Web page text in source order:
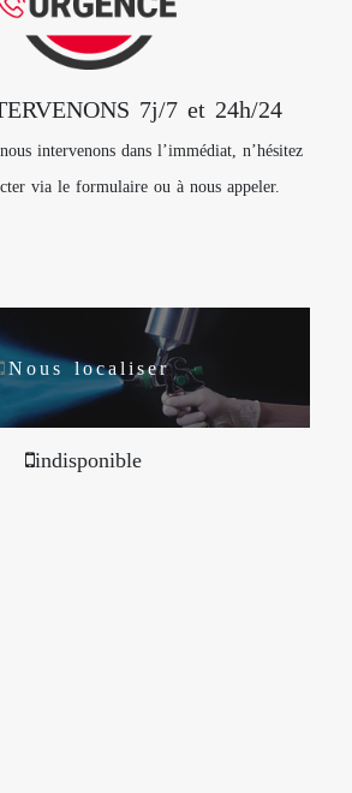
7j/7 et 24h/24
intervenons dans l’immédiat, n’hésitez
via le formulaire ou à nous appeler.
Nous localiser
indisponible